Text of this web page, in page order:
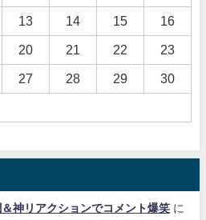
13 14 15 16
20 21 22 23
27 28 29 30
＆神リアクションでコメント爆笑 に